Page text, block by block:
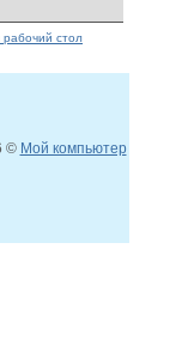
© Мой компьютер